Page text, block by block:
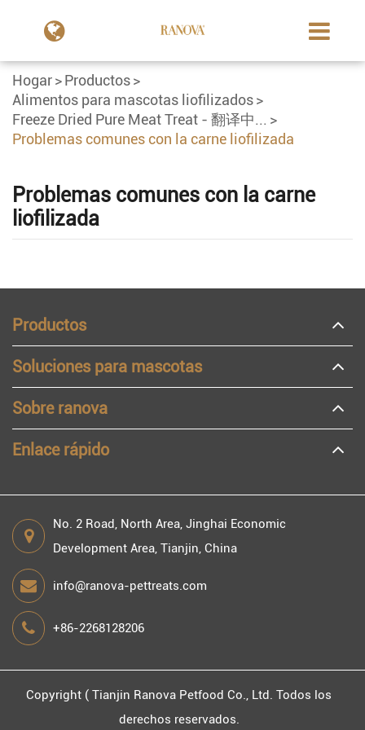
Hogar
Productos
Alimentos para mascotas liofilizados
Freeze Dried Pure Meat Treat - 翻译中...
Problemas comunes con la carne liofilizada
Problemas comunes con la carne
liofilizada
Productos
Soluciones para mascotas
Sobre ranova
Enlace rápido
No. 2 Road, North Area, Jinghai Economic
Development Area, Tianjin, China
info@ranova-pettreats.com
+86-2268128206
Copyright (Tianjin Ranova Petfood Co., Ltd. Todos los
derechos reservados.